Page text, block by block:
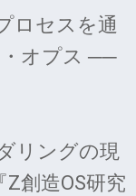
ロセスを通
オプス ──
リングの現
創造OS研究